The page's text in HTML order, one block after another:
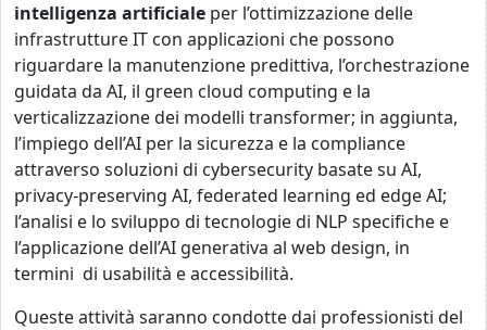
intelligenza artificiale per l’ottimizzazione delle
infrastrutture IT con applicazioni che possono
riguardare la manutenzione predittiva, l’orchestrazione
guidata da AI, il green cloud computing e la
verticalizzazione dei modelli transformer; in aggiunta,
l’impiego dell’AI per la sicurezza e la compliance
attraverso soluzioni di cybersecurity basate su AI,
privacy-preserving AI, federated learning ed edge AI;
l’analisi e lo sviluppo di tecnologie di NLP specifiche e
l’applicazione dell’AI generativa al web design, in
termini di usabilità e accessibilità.
Queste attività saranno condotte dai professionisti del